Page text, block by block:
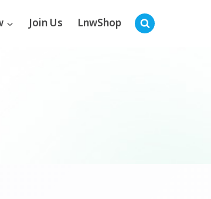
Join Us LnwShop